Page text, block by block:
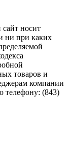
носит
ни при каких
товаров и
компании
телефону: (843)